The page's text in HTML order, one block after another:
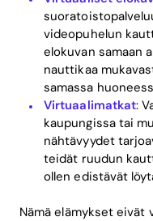
videopuhelun
elokuvan samaan
nauttikaa
samassa
Virtuaalimatkat:
kaupungissa tai
nähtävyydet
teidät ruudun
ollen edistävät
Nämä elämykset eivät